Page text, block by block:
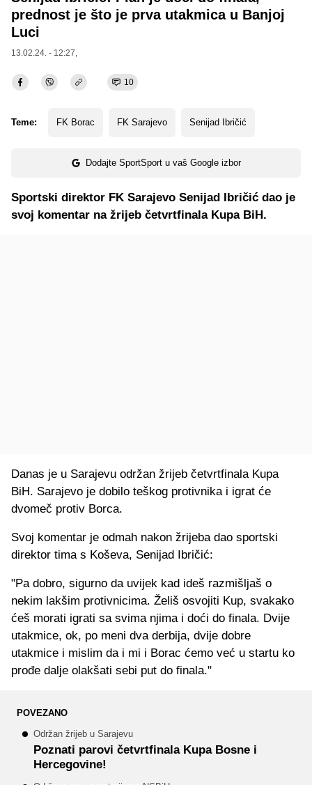
prednost je što je prva utakmica u Banjoj
Luci
13.02.24. - 12:27,
10
Teme: FK Borac FK Sarajevo Senijad Ibričić
Dodajte SportSport u vaš Google izbor
Sportski direktor FK Sarajevo Senijad Ibričić dao je
svoj komentar na žrijeb četvrtfinala Kupa BiH.
Danas je u Sarajevu održan žrijeb četvrtfinala Kupa
BiH. Sarajevo je dobilo teškog protivnika i igrat će
dvomeč protiv Borca.
Svoj komentar je odmah nakon žrijeba dao sportski
direktor tima s Koševa, Senijad Ibričić:
"Pa dobro, sigurno da uvijek kad ideš razmišljaš o
nekim lakšim protivnicima. Želiš osvojiti Kup, svakako
ćeš morati igrati sa svima njima i doći do finala. Dvije
utakmice, ok, po meni dva derbija, dvije dobre
utakmice i mislim da i mi i Borac ćemo već u startu ko
prođe dalje olakšati sebi put do finala."
POVEZANO
Održan žrijeb u Sarajevu
Poznati parovi četvrtfinala Kupa Bosne i
Hercegovine!